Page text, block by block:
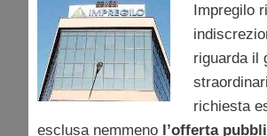
Impregilo
riguarda il
richiesta
esclusa nemmeno l’offerta